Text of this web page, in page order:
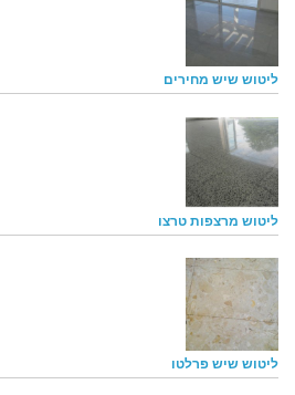
ליטוש שיש מחירים
ליטוש מרצפות טרצו
ליטוש שיש פרלטו